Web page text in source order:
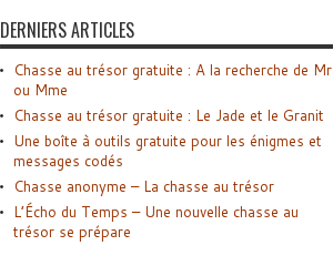
DERNIERS ARTICLES
Chasse au trésor gratuite : A la recherche de Mr
ou Mme
Chasse au trésor gratuite : Le Jade et le Granit
Une boîte à outils gratuite pour les énigmes et
messages codés
Chasse anonyme – La chasse au trésor
L’Écho du Temps – Une nouvelle chasse au
trésor se prépare